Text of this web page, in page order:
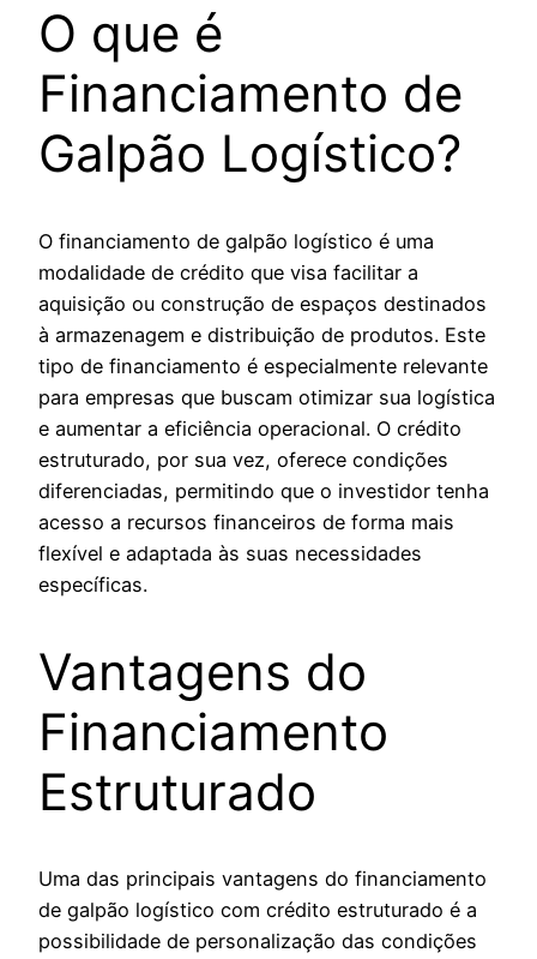
O que é
Financiamento de
Galpão Logístico?
O financiamento de galpão logístico é uma
modalidade de crédito que visa facilitar a
aquisição ou construção de espaços destinados
à armazenagem e distribuição de produtos. Este
tipo de financiamento é especialmente relevante
para empresas que buscam otimizar sua logística
e aumentar a eficiência operacional. O crédito
estruturado, por sua vez, oferece condições
diferenciadas, permitindo que o investidor tenha
acesso a recursos financeiros de forma mais
flexível e adaptada às suas necessidades
específicas.
Vantagens do
Financiamento
Estruturado
Uma das principais vantagens do financiamento
de galpão logístico com crédito estruturado é a
possibilidade de personalização das condições